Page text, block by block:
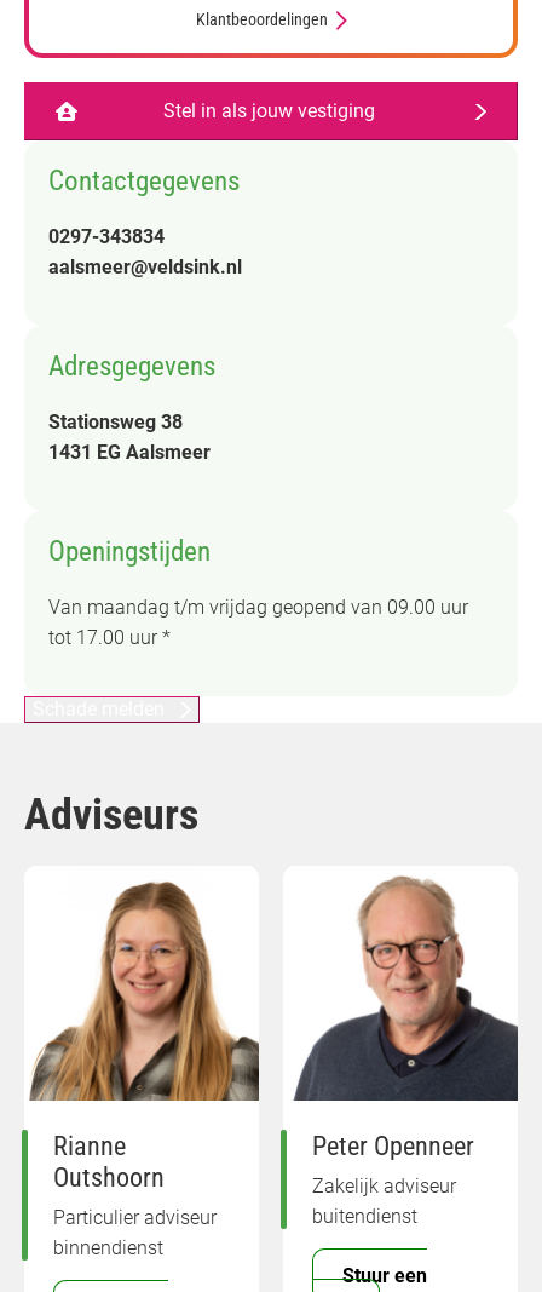
Klantbeoordelingen
Stel in als jouw vestiging
Contactgegevens
0297-343834
aalsmeer@veldsink.nl
Adresgegevens
Stationsweg 38
1431 EG Aalsmeer
Openingstijden
Van maandag t/m vrijdag geopend van 09.00 uur
tot 17.00 uur *
Adviseurs
Rianne
Outshoorn
Particulier adviseur
binnendienst
Peter Openneer
Zakelijk adviseur
buitendienst
Stuur een